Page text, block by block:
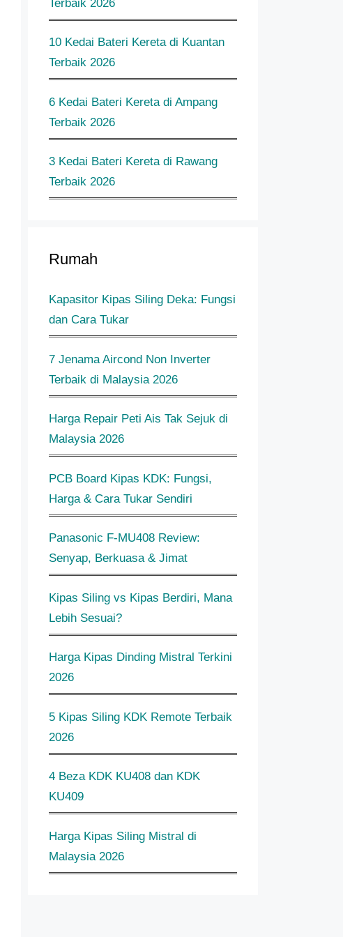
Terbaik 2026
10 Kedai Bateri Kereta di Kuantan
Terbaik 2026
6 Kedai Bateri Kereta di Ampang
Terbaik 2026
3 Kedai Bateri Kereta di Rawang
Terbaik 2026
Rumah
Kapasitor Kipas Siling Deka: Fungsi
dan Cara Tukar
7 Jenama Aircond Non Inverter
Terbaik di Malaysia 2026
Harga Repair Peti Ais Tak Sejuk di
Malaysia 2026
PCB Board Kipas KDK: Fungsi,
Harga & Cara Tukar Sendiri
Panasonic F-MU408 Review:
Senyap, Berkuasa & Jimat
Kipas Siling vs Kipas Berdiri, Mana
Lebih Sesuai?
Harga Kipas Dinding Mistral Terkini
2026
5 Kipas Siling KDK Remote Terbaik
2026
4 Beza KDK KU408 dan KDK
KU409
Harga Kipas Siling Mistral di
Malaysia 2026